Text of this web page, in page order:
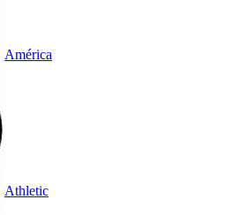
América
Athletic